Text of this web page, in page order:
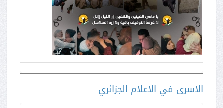
الاسرى في الاعلام الجزائري